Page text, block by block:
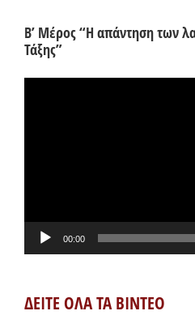
Β’ Μέρος “Η απάντηση των
Τάξης”
00:00
ΔΕΙΤΕ ΟΛΑ ΤΑ ΒΙΝΤΕΟ